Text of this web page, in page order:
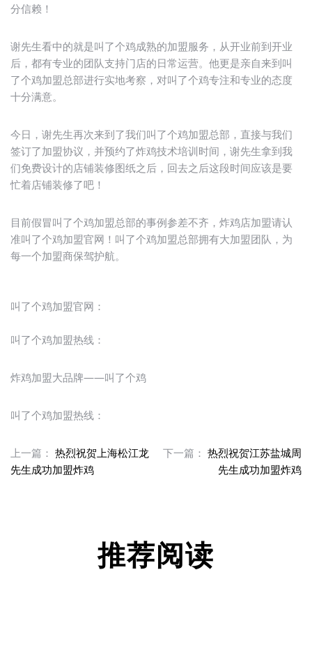
分信赖！
谢先生看中的就是叫了个鸡成熟的加盟服务，从开业前到开业
后，都有专业的团队支持门店的日常运营。他更是亲自来到叫
了个鸡加盟总部进行实地考察，对叫了个鸡专注和专业的态度
十分满意。
今日，谢先生再次来到了我们叫了个鸡加盟总部，直接与我们
签订了加盟协议，并预约了炸鸡技术培训时间，谢先生拿到我
们免费设计的店铺装修图纸之后，回去之后这段时间应该是要
忙着店铺装修了吧！
目前假冒叫了个鸡加盟总部的事例参差不齐，炸鸡店加盟请认
准叫了个鸡加盟官网！叫了个鸡加盟总部拥有大加盟团队，为
每一个加盟商保驾护航。
叫了个鸡加盟官网：
叫了个鸡加盟热线：
炸鸡加盟大品牌——叫了个鸡
叫了个鸡加盟热线：
上一篇： 热烈祝贺上海松江龙
先生成功加盟炸鸡
下一篇： 热烈祝贺江苏盐城周
先生成功加盟炸鸡
推荐阅读